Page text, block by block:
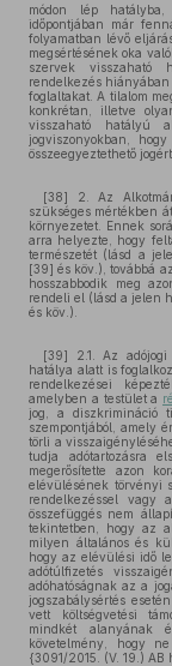
módon lép
időpontjában már
folyamatban lévő
megsértésének oka
szervek visszaható
rendelkezés
foglaltakat. A tilalom
konkrétan, illetve
visszaható hatályú
jogviszonyokban,
összeegyeztethető
[38] 2. Az
szükséges mértékben
környezetet. Ennek
arra helyezte, hogy
természetét (lásd a
[39] és köv.), továbbá
hosszabbodik meg
rendeli el (lásd a jelen
és köv.).
[39] 2.1. Az
hatálya alatt is
rendelkezései
amelyben a testület a
jog, a diszkrimináció
szempontjából, amely
törli a
tudja adótartozásra
megerősítette azon
elévülésének törvényi
rendelkezéssel vagy
összefüggés nem
tekintetben, hogy az
milyen általános és
hogy az elévülési idő
adótúlfizetés
adóhatóságnak az a
jogszabálysértés
vett költségvetési
mindkét alanyának
követelmény, hogy
{3091/2015. (V. 19.)